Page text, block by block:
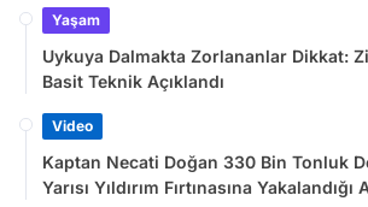
Yaşam
Uykuya Dalmakta Zorlananlar Dikkat:
Basit Teknik Açıklandı
Video
Kaptan Necati Doğan 330 Bin Tonluk
Yarısı Yıldırım Fırtınasına Yakalandığı